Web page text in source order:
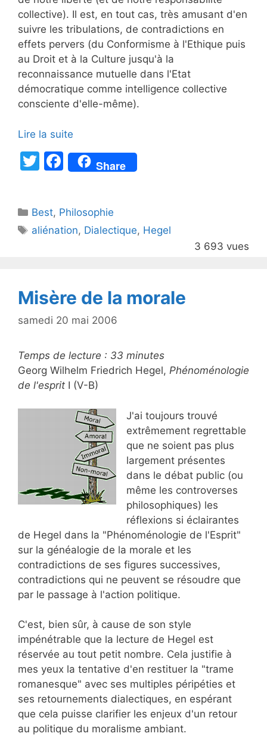
collective). Il est, en tout cas, très amusant d'en
suivre les tribulations, de contradictions en
effets pervers (du Conformisme à l'Ethique puis
au Droit et à la Culture jusqu'à la
reconnaissance mutuelle dans l'Etat
démocratique comme intelligence collective
consciente d'elle-même).
Lire la suite
T
er
F
a
e
b
k
Share
Catégories
Best, Philosophie
Étiquettes
aliénation, Dialectique, Hegel
3 693 vues
Misère de la morale
samedi 20 mai 2006
Temps de lecture : 33 minutes
Georg Wilhelm Friedrich Hegel, Phénoménologie
de l'esprit I (V-B)
J'ai toujours trouvé
extrêmement regrettable
que ne soient pas plus
largement présentes
dans le débat public (ou
même les controverses
philosophiques) les
réflexions si éclairantes
de Hegel dans la "Phénoménologie de l'Esprit"
sur la généalogie de la morale et les
contradictions de ses figures successives,
contradictions qui ne peuvent se résoudre que
par le passage à l'action politique.
C'est, bien sûr, à cause de son style
impénétrable que la lecture de Hegel est
réservée au tout petit nombre. Cela justifie à
mes yeux la tentative d'en restituer la "trame
romanesque" avec ses multiples péripéties et
ses retournements dialectiques, en espérant
que cela puisse clarifier les enjeux d'un retour
au politique du moralisme ambiant.